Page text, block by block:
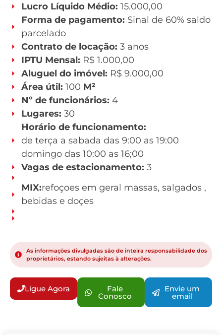
Lucro Líquido Médio: 15.000,00
Forma de pagamento: Sinal de 60% saldo
parcelado
Contrato de locação: 3 anos
IPTU Mensal: R$ 1.000,00
Aluguel do imóvel: R$ 9.000,00
Área útil: 100 M²
Nº de funcionários: 4
Lugares: 30
Horário de funcionamento:
de terça a sabada das 9:00 as 19:00
domingo das 10:00 as 16;00
Vagas de estacionamento: 3
MIX:refoçoes em geral massas, salgados ,
bebidas e doçes
As informações divulgadas são de inteira responsabilidade dos
proprietários, estando sujeitas à alterações.
Ligue Agora Fale
Conosco
Envie um
email